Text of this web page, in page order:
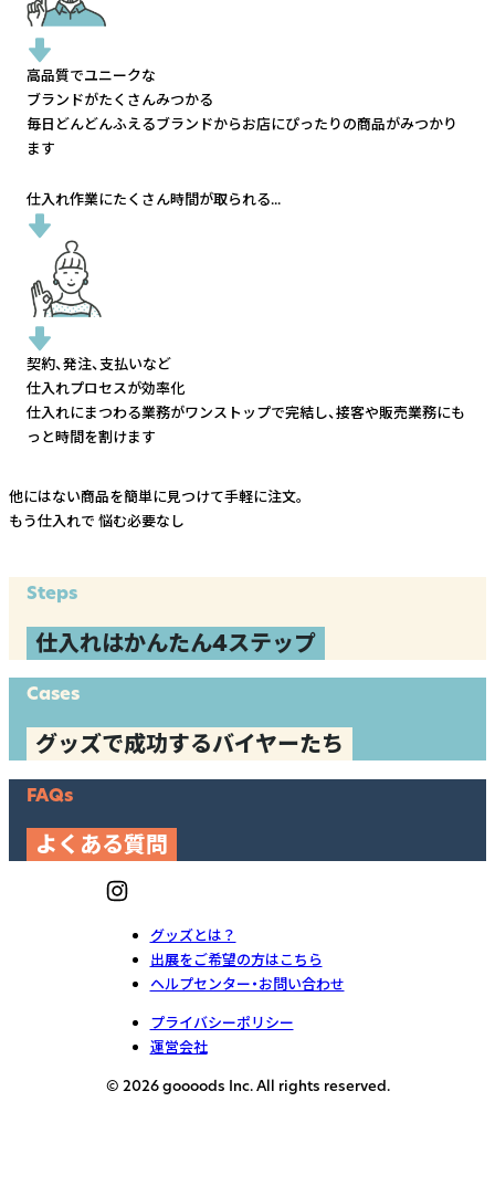
高品質でユニークな
ブランドがたくさんみつかる
毎日どんどんふえるブランドからお店にぴったりの商品がみつかり
ます
仕入れ作業にたくさん時間が取られる...
契約、発注、支払いなど
仕入れプロセスが効率化
仕入れにまつわる業務がワンストップで完結し、接客や販売業務にも
っと時間を割けます
他にはない商品を簡単に見つけて手軽に注文。
もう仕入れで 悩む必要なし
Steps
仕入れはかんたん4ステップ
Cases
グッズで成功するバイヤーたち
FAQs
よくある質問
グッズとは？
出展をご希望の方はこちら
ヘルプセンター・お問い合わせ
プライバシーポリシー
運営会社
© 2026 goooods Inc. All rights reserved.